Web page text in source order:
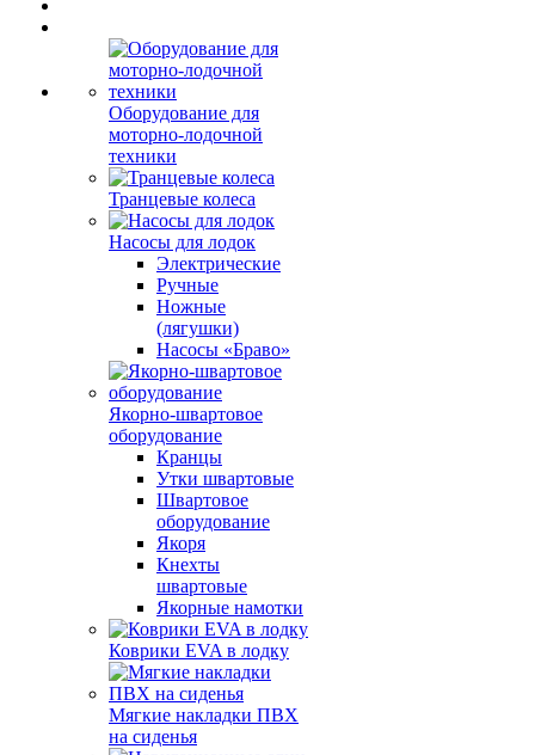
Оборудование для
моторно-лодочной
техники
Транцевые колеса
Насосы для лодок
Электрические
Ручные
Ножные
(лягушки)
Насосы «Браво»
Якорно-швартовое
оборудование
Кранцы
Утки швартовые
Швартовое
оборудование
Якоря
Кнехты
швартовые
Якорные намотки
Коврики EVA в лодку
Мягкие накладки ПВХ
на сиденья